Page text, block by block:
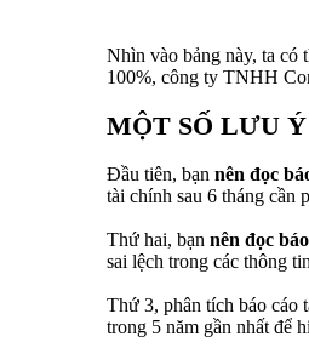
Nhìn vào bảng này, ta
100%, công ty TNHH
MỘT SỐ LƯU
Đầu tiên, bạn nên đọc
tài chính sau 6 tháng cần
Thứ hai, bạn nên đọc
sai lệch trong các thông
Thứ 3, phân tích báo cáo
trong 5 năm gần nhất để